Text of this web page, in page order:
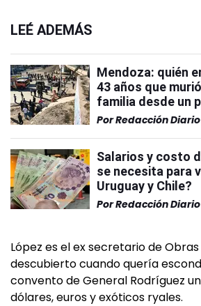
LEÉ ADEMÁS
Mendoza: quién
43 años que
familia desde un
PorRedacción
Salarios y costo
se necesita para
Uruguay y Chile?
PorRedacción
López es el ex secretario de
descubierto cuando quería
convento de General Rodríguez
dólares, euros y exóticos ryales.